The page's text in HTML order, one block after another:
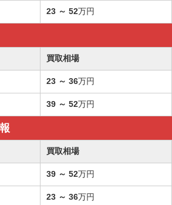
23 ～ 52万円
買取相場
23 ～ 36万円
39 ～ 52万円
買取相場
39 ～ 52万円
23 ～ 36万円